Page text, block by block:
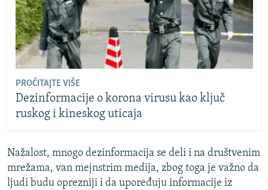
PROČITAJTE VIŠE
Dezinformacije o korona virusu kao ključ
ruskog i kineskog uticaja
Nažalost, mnogo dezinformacija se deli i na društvenim
mrežama, van mejnstrim medija, zbog toga je važno da
ljudi budu oprezniji i da upoređuju informacije iz